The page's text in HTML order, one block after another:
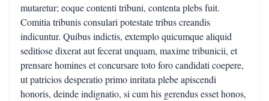
mutaretur; eoque contenti tribuni, contenta plebs fuit.
Comitia tribunis consulari potestate tribus creandis
indicuntur. Quibus indictis, extemplo quicumque aliquid
seditiose dixerat aut fecerat unquam, maxime tribunicii, et
prensare homines et concursare toto foro candidati coepere,
ut patricios desperatio primo inritata plebe apiscendi
honoris, deinde indignatio, si cum his gerendus esset honos,